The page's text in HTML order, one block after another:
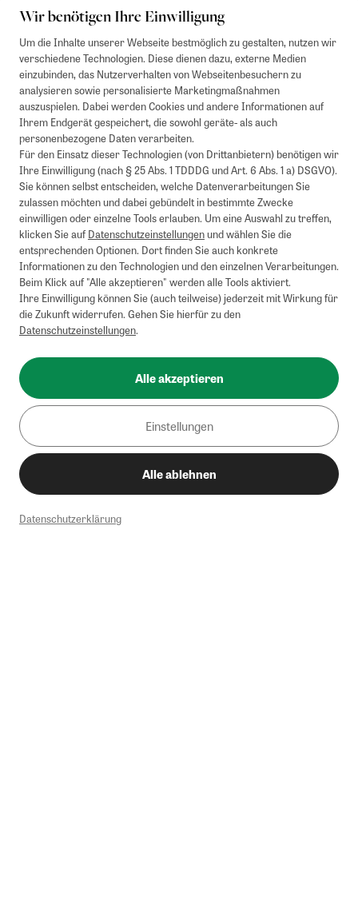
Wir benötigen Ihre Einwilligung
Um die Inhalte unserer Webseite bestmöglich zu gestalten, nutzen wir
verschiedene Technologien. Diese dienen dazu, externe Medien
einzubinden, das Nutzerverhalten von Webseitenbesuchern zu
analysieren sowie personalisierte Marketingmaßnahmen
auszuspielen. Dabei werden Cookies und andere Informationen auf
Ihrem Endgerät gespeichert, die sowohl geräte- als auch
personenbezogene Daten verarbeiten.
Für den Einsatz dieser Technologien (von Drittanbietern) benötigen wir
Ihre Einwilligung (nach § 25 Abs. 1 TDDDG und Art. 6 Abs. 1 a) DSGVO).
Sie können selbst entscheiden, welche Datenverarbeitungen Sie
zulassen möchten und dabei gebündelt in bestimmte Zwecke
einwilligen oder einzelne Tools erlauben. Um eine Auswahl zu treffen,
klicken Sie aufDatenschutzeinstellungenund wählen Sie die
entsprechenden Optionen. Dort finden Sie auch konkrete
Informationen zu den Technologien und den einzelnen Verarbeitungen.
Beim Klick auf "Alle akzeptieren" werden alle Tools aktiviert.
Ihre Einwilligung können Sie (auch teilweise) jederzeit mit Wirkung für
die Zukunft widerrufen. Gehen Sie hierfür zu den
Datenschutzeinstellungen.
Alle akzeptieren
Einstellungen
Alle ablehnen
Datenschutzerklärung